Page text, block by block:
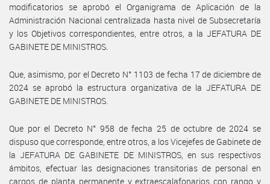
modificatorios se aprobó el Organigrama de Aplicación de la
Administración Nacional centralizada hasta nivel de Subsecretaría
y los Objetivos correspondientes, entre otros, a la JEFATURA DE
GABINETE DE MINISTROS.
Que, asimismo, por el Decreto N° 1103 de fecha 17 de diciembre de
2024 se aprobó la estructura organizativa de la JEFATURA DE
GABINETE DE MINISTROS.
Que por el Decreto N° 958 de fecha 25 de octubre de 2024 se
dispuso que corresponde, entre otros, a los Vicejefes de Gabinete de
la JEFATURA DE GABINETE DE MINISTROS, en sus respectivos
ámbitos, efectuar las designaciones transitorias de personal en
cargos de planta permanente y extraescalafonarios con rango y